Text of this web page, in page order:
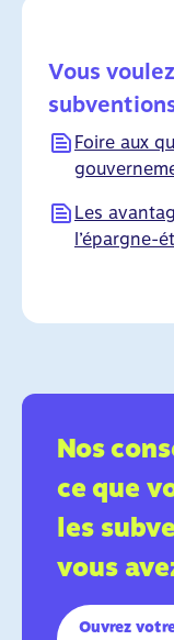
Vous
Foire aux
Les
l’épargne-
Nos
ce que
les
vous
Ouvrez